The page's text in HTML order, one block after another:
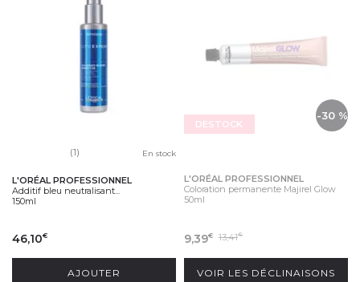
(1) En stock
L'ORÉAL PROFESSIONNEL
Additif bleu neutralisant...
150ml
46,10€
AJOUTER
DESTOCK
-30 %
L'ORÉAL PROFESSIONNEL
Coloration permanente Majirel Glow
50ml
9,39€ 13,41€
VOIR LES DÉCLINAISONS